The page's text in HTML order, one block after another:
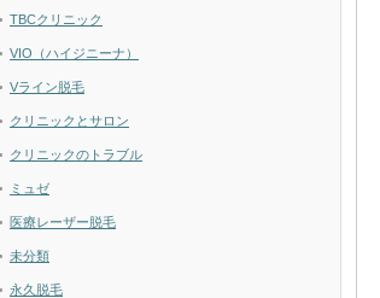
TBCクリニック
VIO（ハイジニーナ）
Vライン脱毛
クリニックとサロン
クリニックのトラブル
ミュゼ
医療レーザー脱毛
未分類
永久脱毛